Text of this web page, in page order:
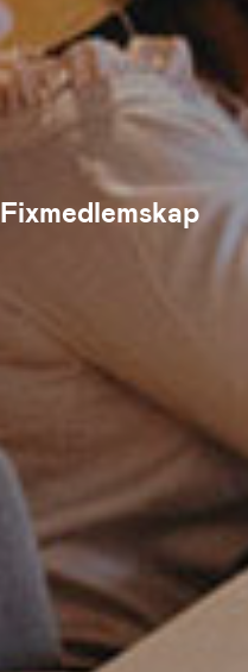
Fixmedlemskap